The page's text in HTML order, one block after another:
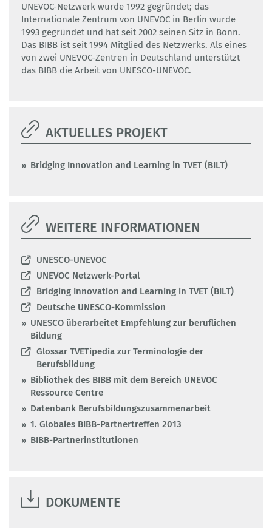
UNEVOC-Netzwerk wurde 1992 gegründet; das
Internationale Zentrum von UNEVOC in Berlin wurde
1993 gegründet und hat seit 2002 seinen Sitz in Bonn.
Das BIBB ist seit 1994 Mitglied des Netzwerks. Als eines
von zwei UNEVOC-Zentren in Deutschland unterstützt
das BIBB die Arbeit von UNESCO-UNEVOC.
AKTUELLES PROJEKT
Bridging Innovation and Learning in TVET (BILT)
WEITERE INFORMATIONEN
UNESCO-UNEVOC
UNEVOC Netzwerk-Portal
Bridging Innovation and Learning in TVET (BILT)
Deutsche UNESCO-Kommission
UNESCO überarbeitet Empfehlung zur beruflichen
Bildung
Glossar TVETipedia zur Terminologie der
Berufsbildung
Bibliothek des BIBB mit dem Bereich UNEVOC
Ressource Centre
Datenbank Berufsbildungszusammenarbeit
1. Globales BIBB-Partnertreffen 2013
BIBB-Partnerinstitutionen
DOKUMENTE